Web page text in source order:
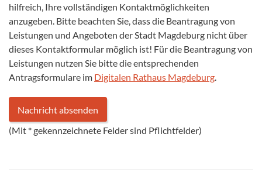
hilfreich, Ihre vollständigen Kontaktmöglichkeiten
anzugeben. Bitte beachten Sie, dass die Beantragung von
Leistungen und Angeboten der Stadt Magdeburg nicht über
dieses Kontaktformular möglich ist! Für die Beantragung von
Leistungen nutzen Sie bitte die entsprechenden
Antragsformulare im Digitalen Rathaus Magdeburg.
(Mit *gekennzeichnete Felder sind Pflichtfelder)